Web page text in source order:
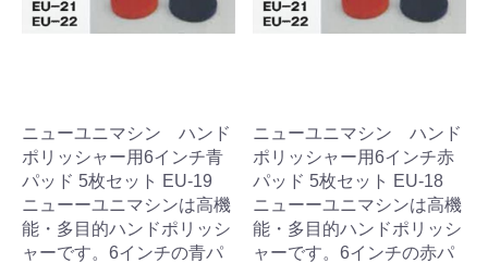
ニューユニマシン ハンド
ポリッシャー用6インチ青
パッド 5枚セット EU-19
ニューーユニマシンは高機
能・多目的ハンドポリッシ
ャーです。6インチの青パ
ニューユニマシン ハンド
ポリッシャー用6インチ赤
パッド 5枚セット EU-18
ニューーユニマシンは高機
能・多目的ハンドポリッシ
ャーです。6インチの赤パ